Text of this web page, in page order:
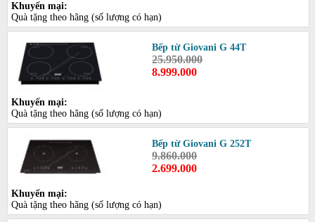
Khuyến mại:
Quà tặng theo hãng (số lượng có hạn)
Bếp từ Giovani G 44T
25.950.000
8.999.000
Khuyến mại:
Quà tặng theo hãng (số lượng có hạn)
Bếp từ Giovani G 252T
9.860.000
2.699.000
Khuyến mại:
Quà tặng theo hãng (số lượng có hạn)